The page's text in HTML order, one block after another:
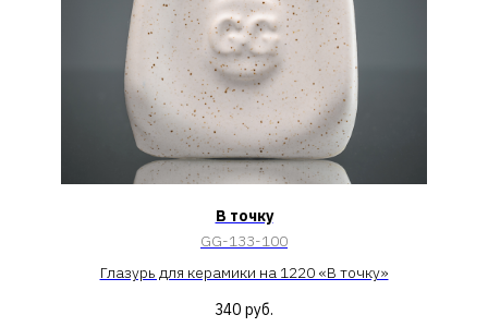
В точку
GG-133-100
Глазурь для керамики на 1220 «В точку»
340 руб.